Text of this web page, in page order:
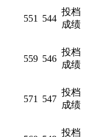
551 544
投档
成绩
559 546
投档
成绩
571 547
投档
成绩
投档